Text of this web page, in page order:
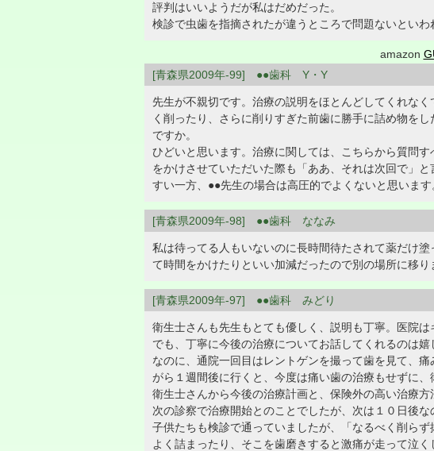
評判はいいようだが私はだめだった。
検診で虫歯を指摘されたが違うところで問題ないといわ
amazon
[青森県2009年-99] ●●歯科 Y・Y
先生が不親切です。治療の説明をほとんどしてくれな
く削ったり、さらに削りすぎた前歯に勝手に詰め物を
ですか。
ひどいと思います。治療に関しては、こちらから質問
をかけさせていただいた際も「ああ、それは次回で」
すい一方、●●先生の場合は高圧的でよくないと思いま
[青森県2009年-98] ●●歯科 ななみ
私は待ってる人もいないのに長時間待たされて薬だけ
て時間をかけたりといい加減だったので別の場所に移り
[青森県2009年-97] ●●歯科 みどり
衛生士さんも先生もとても優しく、説明も丁寧。医院
でも、丁寧に今後の治療についてお話してくれるのは
なのに、通院一回目はレントゲンを撮って歯を見て、
がら１週間後に行くと、今度は痛い歯の治療もせずに
衛生士さんから今後の治療計画と、保険外の高い治療
次の診察で治療開始とのことでしたが、次は１０日後
子供たちも検診で通っていましたが、「なるべく削ら
よく詰まったり、そこを歯磨きすると激痛が走って泣